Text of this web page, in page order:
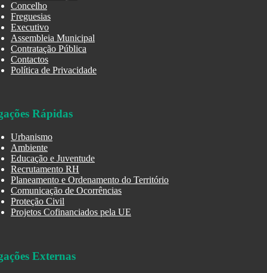
Concelho
Freguesias
Executivo
Assembleia Municipal
Contratação Pública
Contactos
Política de Privacidade
Rápidas
Urbanismo
Ambiente
Educação e Juventude
Recrutamento RH
Planeamento e Ordenamento do Território
Comunicação de Ocorrências
Proteção Civil
Projetos Cofinanciados pela UE
Externas